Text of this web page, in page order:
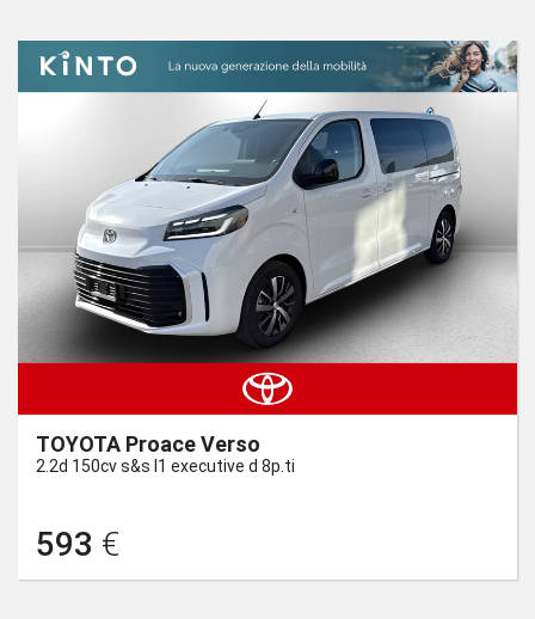
TOYOTA Proace Verso
2.2d 150cv s&s l1 executive d 8p.ti
593 €